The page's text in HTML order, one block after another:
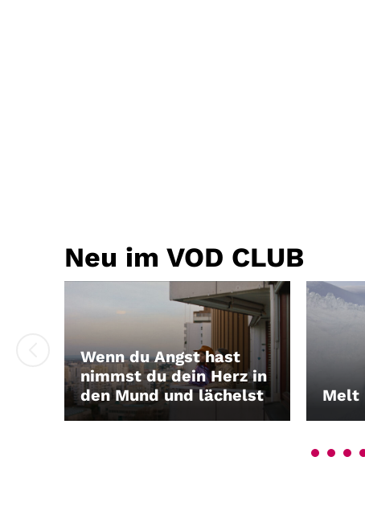
Neu im VOD CLUB
Wenn du Angst hast
nimmst du dein Herz in
den Mund und lächelst
LEIHEN Melt
LEIHEN